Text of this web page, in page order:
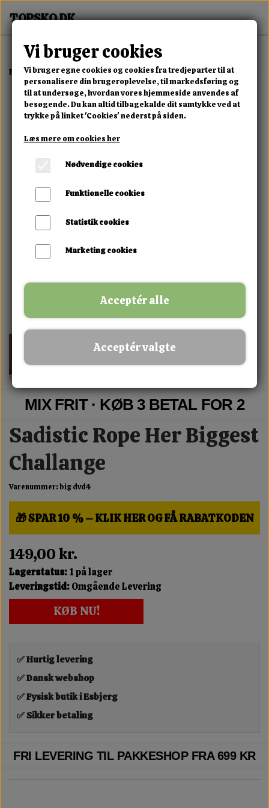
Forside Erotisk Kollektion Dvd Sadistic Rope Her Biggest
MIX FRIT · KØB 3 BETAL FOR 2
Sadistic Rope Her Biggest
Challange
Varenummer: big dvd4
🎁 SPAR 10 % – KLIK HER OG FÅ RABATKODEN
149,00 kr.
Lagerstatus:1 på lager
Leveringstid:Omgående Levering
KØB NU!
✅ Hurtig levering
✅ Dansk webshop
✅ Fysisk butik i Esbjerg
✅ Sikker betaling
FRI LEVERING TIL PAKKESHOP FRA 699 KR
Vi bruger cookies
Vi bruger egne cookies og cookies fra tredjeparter til at
personalisere din brugeroplevelse, til markedsføring og
til at undersøge, hvordan vores hjemmeside anvendes af
besøgende. Du kan altid tilbagekalde dit samtykke ved at
trykke på linket 'Cookies' nederst på siden.
Læs mere om cookies her
Nødvendige cookies
Funktionelle cookies
Statistik cookies
Marketing cookies
Acceptér alle
Acceptér valgte